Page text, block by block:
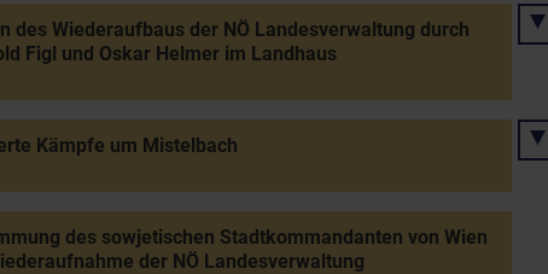
des Wiederaufbaus der NÖ Landesverwaltung durch
Figl und Oskar Helmer im Landhaus
Kämpfe um Mistelbach
des sowjetischen Stadtkommandanten von Wien
der NÖ Landesverwaltung